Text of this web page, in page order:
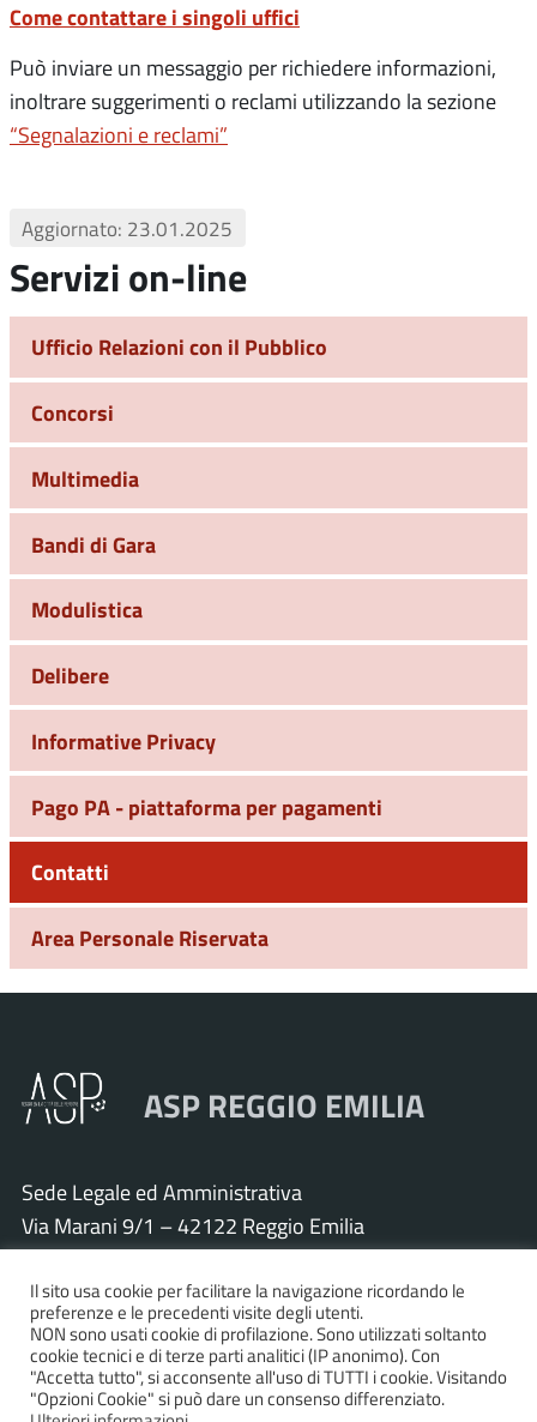
Come contattare i singoli uffici
Può inviare un messaggio per richiedere informazioni,
inoltrare suggerimenti o reclami utilizzando la sezione
“Segnalazioni e reclami”
Aggiornato: 23.01.2025
Servizi on-line
Ufficio Relazioni con il Pubblico
Concorsi
Multimedia
Bandi di Gara
Modulistica
Delibere
Informative Privacy
Pago PA - piattaforma per pagamenti
Contatti
Area Personale Riservata
ASP REGGIO EMILIA
Sede Legale ed Amministrativa
Via Marani 9/1 – 42122 Reggio Emilia
Tel. 0522 571011 – Fax 0522 571030
Cod. Fisc. e P.IVA 01925120352
PEC:asp.re@pcert.postecert.it
E-mail:info@asp.re.it
Il sito usa cookie per facilitare la navigazione ricordando le
preferenze e le precedenti visite degli utenti.
NON sono usati cookie di profilazione. Sono utilizzati soltanto
cookie tecnici e di terze parti analitici (IP anonimo). Con
"Accetta tutto", si acconsente all'uso di TUTTI i cookie. Visitando
"Opzioni Cookie" si può dare un consenso differenziato.